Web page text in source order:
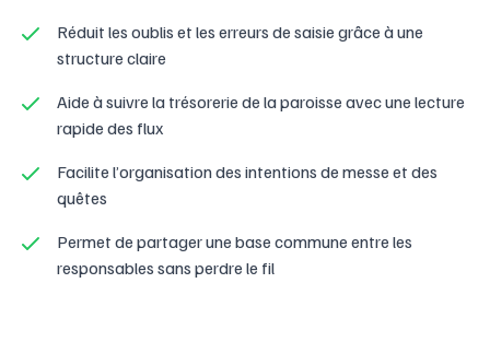
Réduit les oublis et les erreurs de saisie grâce à une
structure claire
Aide à suivre la trésorerie de la paroisse avec une lecture
rapide des flux
Facilite l’organisation des intentions de messe et des
quêtes
Permet de partager une base commune entre les
responsables sans perdre le fil